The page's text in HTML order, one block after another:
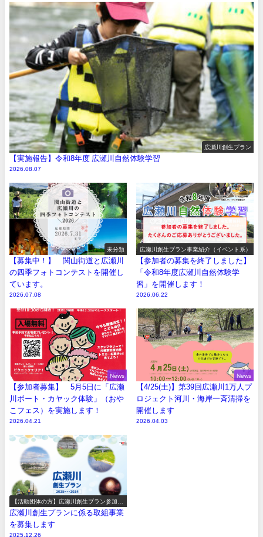
広瀬川創生プラン
【実施報告】令和8年度 広瀬川自然体験学習
2026.08.07
未分類
【募集中！】 関山街道と広瀬川
の四季フォトコンテストを開催し
ています。
2026.07.08
広瀬川創生プラン事業紹介（イベント系）
【参加者の募集を終了しました】
「令和8年度広瀬川自然体験学
習」を開催します！
2026.06.22
News
【参加者募集】 5月5日に「広瀬
川ボート・カヤック体験」（おや
こフェス）を実施します！
2026.04.21
News
【4/25(土)】第39回広瀬川1万人プ
ロジェクト河川・海岸一斉清掃を
開催します
2026.04.03
【活動団体の方】広瀬川創生プラン参加事
業の募集
広瀬川創生プランに係る取組事業
を募集します
2025.12.26